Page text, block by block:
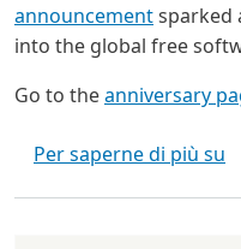
announcementsparked
into the global free
Go to theanniversary
Per saperne di più su